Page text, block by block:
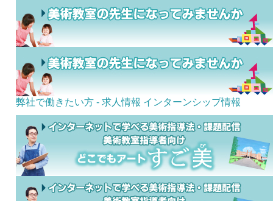
弊社で働きたい方 - 求人情報 インターンシップ情報